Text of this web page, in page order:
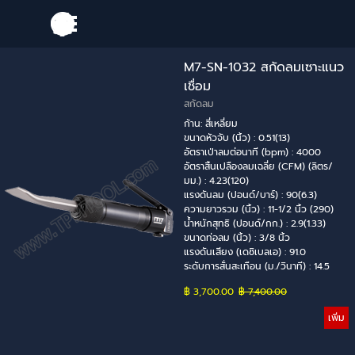
Skip menu
M7-SN-1032 สกัดลมเซาะแนว
เชื่อม
สกัดลม
ก้าน: สี่เหลี่ยม
ขนาดหัวจับ (นิ้ว) : 0.51(13)
อัตราเป่าลมต่อนาที (bpm) : 4000
อัตราสิ้นเปลืองลมเฉลี่ย (CFM) (ลิตร/
มม.) : 4.23(120)
แรงดันลม (ปอนด์/บาร์) : 90(6.3)
ความยาวรวม (นิ้ว) : 11-1/2 นิ้ว (290)
น้ำหนักสุทธิ (ปอนด์/กก.) : 2.9(1.33)
ขนาดท่อลม (นิ้ว) : 3/8 นิ้ว
แรงดันเสียง (เดซิเบลเอ) : 91.0
ระดับการสั่นสะเทือน (ม./วินาที) : 14.5
฿ 3,700.00 Price without discount
฿ 7,400.00
เพิ่ม